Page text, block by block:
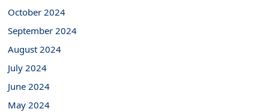
October 2024
September 2024
August 2024
July 2024
June 2024
May 2024